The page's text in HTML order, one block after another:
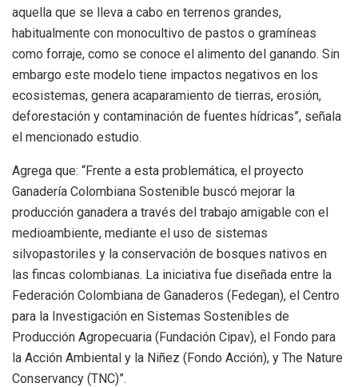
aquella que se lleva a cabo en terrenos grandes,
habitualmente con monocultivo de pastos o gramíneas
como forraje, como se conoce el alimento del ganando. Sin
embargo este modelo tiene impactos negativos en los
ecosistemas, genera acaparamiento de tierras, erosión,
deforestación y contaminación de fuentes hídricas”, señala
el mencionado estudio.
Agrega que: “Frente a esta problemática, el proyecto
Ganadería Colombiana Sostenible buscó mejorar la
producción ganadera a través del trabajo amigable con el
medioambiente, mediante el uso de sistemas
silvopastoriles y la conservación de bosques nativos en
las fincas colombianas. La iniciativa fue diseñada entre la
Federación Colombiana de Ganaderos (Fedegan), el Centro
para la Investigación en Sistemas Sostenibles de
Producción Agropecuaria (Fundación Cipav), el Fondo para
la Acción Ambiental y la Niñez (Fondo Acción), y The Nature
Conservancy (TNC)”.